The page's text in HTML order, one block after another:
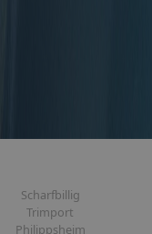
Scharfbillig
Trimport
Philippsheim